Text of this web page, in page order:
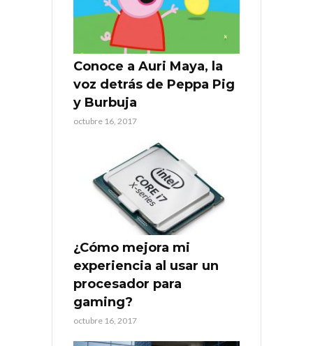
Conoce a Auri Maya, la
voz detrás de Peppa Pig
y Burbuja
octubre 16, 2017
¿Cómo mejora mi
experiencia al usar un
procesador para
gaming?
octubre 16, 2017